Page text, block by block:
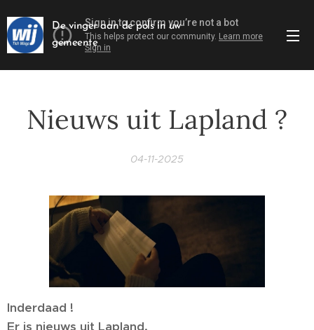
De vinger aan de pols in uw
gemeente
Nieuws uit Lapland ?
04-11-2025
Inderdaad !
Er is nieuws uit Lapland.